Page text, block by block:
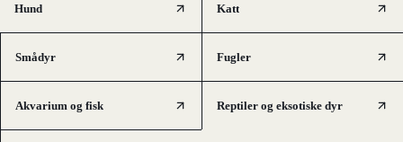
Hund Katt
Smådyr Fugler
Akvarium og fisk Reptiler og eksotiske dyr